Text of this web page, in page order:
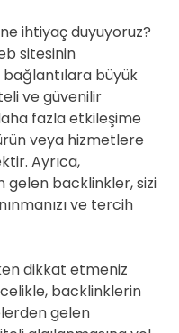
ihtiyaç duyuyoruz?
sitesinin
büyük
ve güvenilir
fazla etkileşime
veya hizmetlere
Ayrıca,
gelen backlinkler, sizi
ve tercih
dikkat etmeniz
backlinklerin
gelen